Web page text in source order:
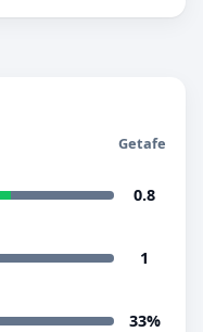
Getafe
0.8
1
33%